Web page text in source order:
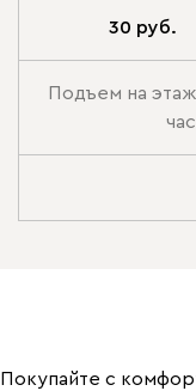
30 руб.
Подъем на
Покупайте с